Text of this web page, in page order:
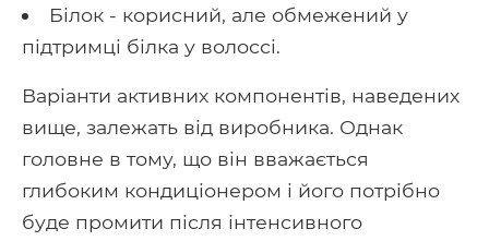
Білок - корисний, але обмежений у
підтримці білка у волоссі.
Варіанти активних компонентів, наведених
вище, залежать від виробника. Однак
головне в тому, що він вважається
глибоким кондиціонером і його потрібно
буде промити після інтенсивного